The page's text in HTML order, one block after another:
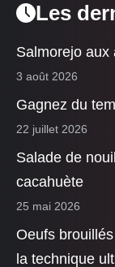
Les
Salmorejo aux
3 août 2026
Gagnez du
22 juillet 2026
Salade de
cacahuète
25 mai 2026
Oeufs
la technique